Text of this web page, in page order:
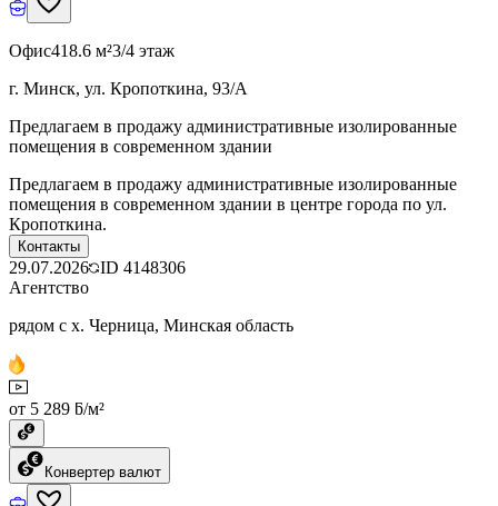
Офис418.6 м²3/4 этаж
г. Минск, ул. Кропоткина, 93/А
Предлагаем в продажу административные изолированные
помещения в современном здании
Предлагаем в продажу административные изолированные
помещения в современном здании в центре города по ул.
Кропоткина.
Контакты
29.07.2026 ID 4148306
Агентство
рядом с х. Черница, Минская область
от 5 289 ƃ/м²
Конвертер валют